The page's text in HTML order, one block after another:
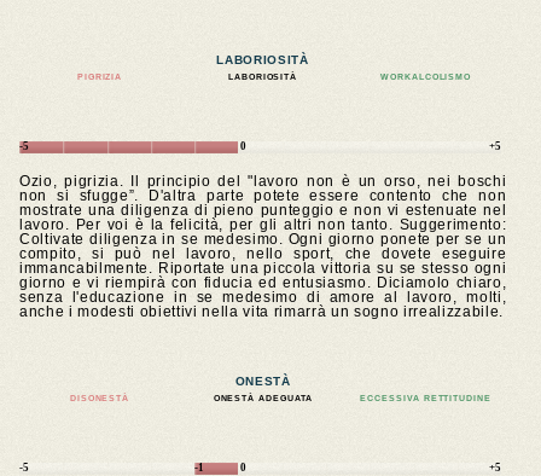
LABORIOSITÀ
PIGRIZIA LABORIOSITÀ WORKALCOLISMO
-5 0 +5
Ozio, pigrizia. Il principio del "lavoro non è un orso, nei boschi
non si sfugge”. D'altra parte potete essere contento che non
mostrate una diligenza di pieno punteggio e non vi estenuate nel
lavoro. Per voi è la felicità, per gli altri non tanto. Suggerimento:
Coltivate diligenza in se medesimo. Ogni giorno ponete per se un
compito, si può nel lavoro, nello sport, che dovete eseguire
immancabilmente. Riportate una piccola vittoria su se stesso ogni
giorno e vi riempirà con fiducia ed entusiasmo. Diciamolo chiaro,
senza l'educazione in se medesimo di amore al lavoro, molti,
anche i modesti obiettivi nella vita rimarrà un sogno irrealizzabile.
ONESTÀ
DISONESTÀ ONESTÀ ADEGUATA ECCESSIVA RETTITUDINE
-5 -1 0 +5